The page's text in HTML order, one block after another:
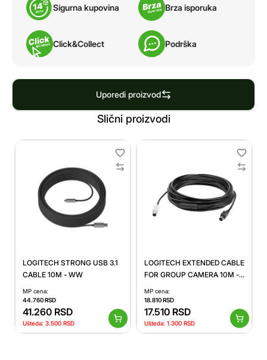
Sigurna kupovina Brza isporuka
Click&Collect Podrška
Uporedi proizvod
Slični proizvodi
LOGITECH STRONG USB 3.1
CABLE 10M - WW
MP cena:
44.760RSD
41.260 RSD
Ušteda: 3.500 RSD
LOGITECH EXTENDED CABLE
FOR GROUP CAMERA 10M -
WW
MP cena:
18.810RSD
17.510 RSD
Ušteda: 1.300 RSD